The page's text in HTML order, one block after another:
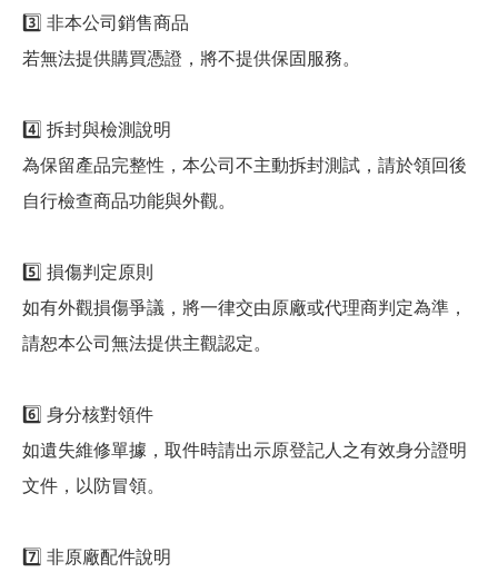
3️⃣ 非本公司銷售商品
若無法提供購買憑證，將不提供保固服務。
4️⃣ 拆封與檢測說明
為保留產品完整性，本公司不主動拆封測試，請於領回後
自行檢查商品功能與外觀。
5️⃣ 損傷判定原則
如有外觀損傷爭議，將一律交由原廠或代理商判定為準，
請恕本公司無法提供主觀認定。
6️⃣ 身分核對領件
如遺失維修單據，取件時請出示原登記人之有效身分證明
文件，以防冒領。
7️⃣ 非原廠配件說明